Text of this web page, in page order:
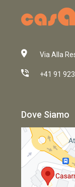
Via Alla
+41 91
Dove Siamo